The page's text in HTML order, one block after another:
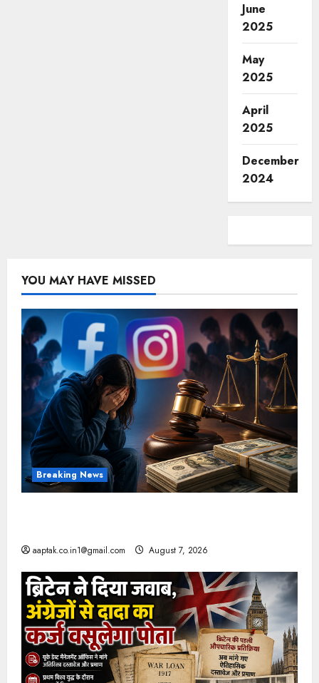
June
2025
May
2025
April
2025
December
2024
YOU MAY HAVE MISSED
Breaking News
aaptak.co.in1@gmail.com August 7, 2026